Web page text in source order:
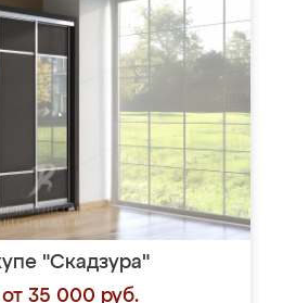
"Скадзура"
35 000 руб.